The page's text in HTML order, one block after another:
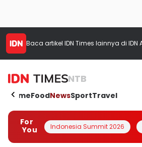
Baca artikel IDN Times lainnya di IDN
NTB
HomeFoodNewsSportTravel
For
You
Indonesia Summit 2026